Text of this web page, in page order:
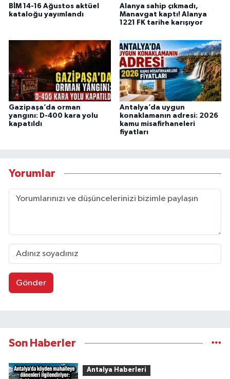
BİM 14-16 Ağustos aktüel
kataloğu yayımlandı
Alanya sahip çıkmadı,
Manavgat kaptı! Alanya
1221 FK tarihe karışıyor
Gazipaşa’da orman
yangını: D-400 kara yolu
kapatıldı
Antalya’da uygun
konaklamanın adresi: 2026
kamu misafirhaneleri
fiyatları
Yorumlar
Gönder
Son Haberler
Antalya Haberleri